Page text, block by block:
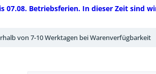
07.08. Betriebsferien. In dieser Zeit
von 7-10 Werktagen bei Warenverfügbarkeit